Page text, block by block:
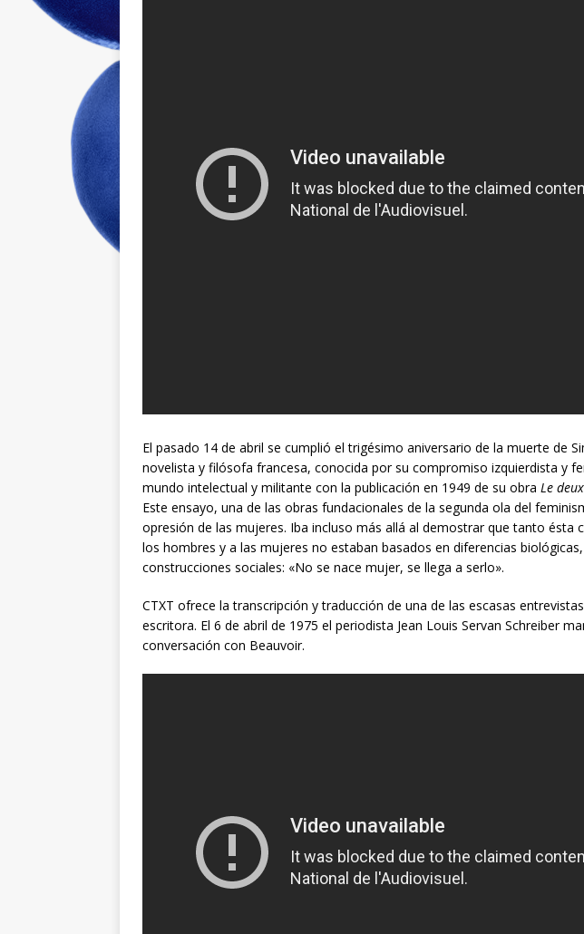
El pasado 14 de abril se cumplió el trigésimo aniversario de la muerte de
novelista y filósofa francesa, conocida por su compromiso izquierdista y
mundo intelectual y militante con la publicación en 1949 de su obra Le
Este ensayo, una de las obras fundacionales de la segunda ola del
opresión de las mujeres. Iba incluso más allá al demostrar que tanto ésta
los hombres y a las mujeres no estaban basados en diferencias
construcciones sociales: «No se nace mujer, se llega a serlo».
CTXT ofrece la transcripción y traducción de una de las escasas
escritora. El 6 de abril de 1975 el periodista Jean Louis Servan Schreiber
conversación con Beauvoir.